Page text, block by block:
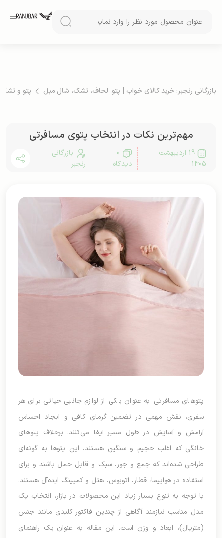
بازرگانی رنجبر: خرید کالای خواب | پتو، لحاف، تشک، شال مبل پتو و تشک
مهم‌ترین نکات در انتخاب پتوی مسافرتی
19 اردیبهشت
1405
0
دیدگاه
بازرگانی
رنجبر
پتوهای مسافرتی به عنوان یکی از لوازم جانبی حیاتی برای هر
سفری، نقش مهمی در تضمین گرمای کافی و ایجاد احساس
آرامش و آسایش در طول مسیر ایفا می‌کنند. برخلاف پتوهای
خانگی که اغلب حجیم و سنگین هستند، این پتوها به گونه‌ای
طراحی شده‌اند که جمع و جور، سبک و قابل حمل باشند و برای
استفاده در هواپیما، قطار، اتوبوس، هتل و کمپینگ ایده‌آل هستند.
با توجه به تنوع بسیار زیاد این محصولات در بازار، انتخاب یک
مدل مناسب نیازمند آگاهی از چندین فاکتور کلیدی مانند جنس
(متریال)، ابعاد و وزن است. این مقاله به عنوان یک راهنمای